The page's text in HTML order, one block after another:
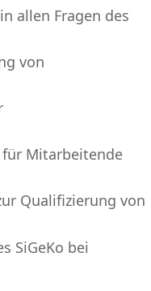
allen Fragen des
von
Mitarbeitende
Qualifizierung von
SiGeKo bei